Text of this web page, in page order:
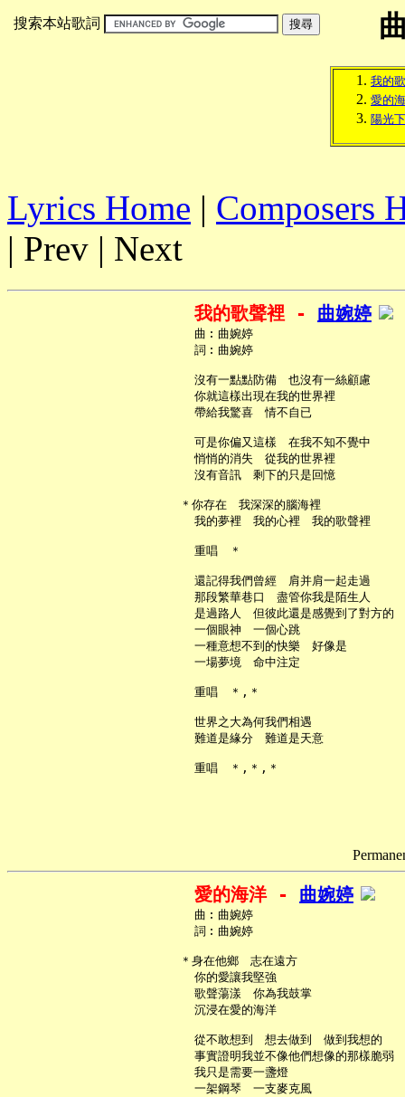
搜索本站歌詞
我的
愛的
陽光
Lyrics Home | Composers
| Prev | Next
我的歌聲裡 - 曲婉婷
     曲︰曲婉婷
     詞︰曲婉婷
     沒有一點點防備　也沒有一絲顧慮
     你就這樣出現在我的世界裡
     帶給我驚喜　情不自已
     可是你偏又這樣　在我不知不覺中
     悄悄的消失　從我的世界裡
     沒有音訊　剩下的只是回憶
   ＊你存在　我深深的腦海裡
     我的夢裡　我的心裡　我的歌聲裡
     重唱　＊
     還記得我們曾經　肩并肩一起走過
     那段繁華巷口　盡管你我是陌生人
     是過路人　但彼此還是感覺到了對方的
     一個眼神　一個心跳
     一種意想不到的快樂　好像是
     一場夢境　命中注定
     重唱　＊,＊
     世界之大為何我們相遇
     難道是緣分　難道是天意
愛的海洋 - 曲婉婷
     曲︰曲婉婷
     詞︰曲婉婷
   ＊身在他鄉　志在遠方
     你的愛讓我堅強
     歌聲蕩漾　你為我鼓掌
     沉浸在愛的海洋
     從不敢想到　想去做到　做到我想的
     事實證明我並不像他們想像的那樣脆弱
     我只是需要一盞燈
     一架鋼琴　一支麥克風